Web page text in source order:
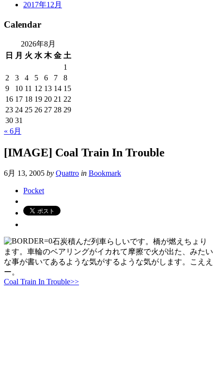
2017年12月
Calendar
2026年8月
日
月 火 水 木 金 土
1
2
3 4 5 6 7
8
9
10 11 12 13 14 15
16 17 18 19 20 21 22
23 24 25 26 27 28 29
30 31
« 6月
[IMAGE] Coal Train In Trouble
6月 13, 2005 by Quattro in Bookmark
Pocket
石炭積んだ列車らしいです。橋が燃えちょり
ます。車輪のベアリングがイカれて摩擦で火が出た、みたい
な事が書いてあるような気がするような気がします。こええ
ー。
Coal Train In Trouble>>